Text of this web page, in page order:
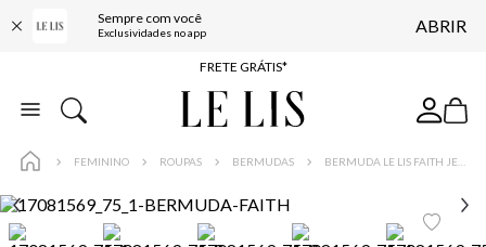
Sempre com você
Exclusividades no app ABRIR
ENTREGA EXPRESSA*
FRETE GRÁTIS*
BAIXE O APP
FEMININO ROUPAS BERMUDAS